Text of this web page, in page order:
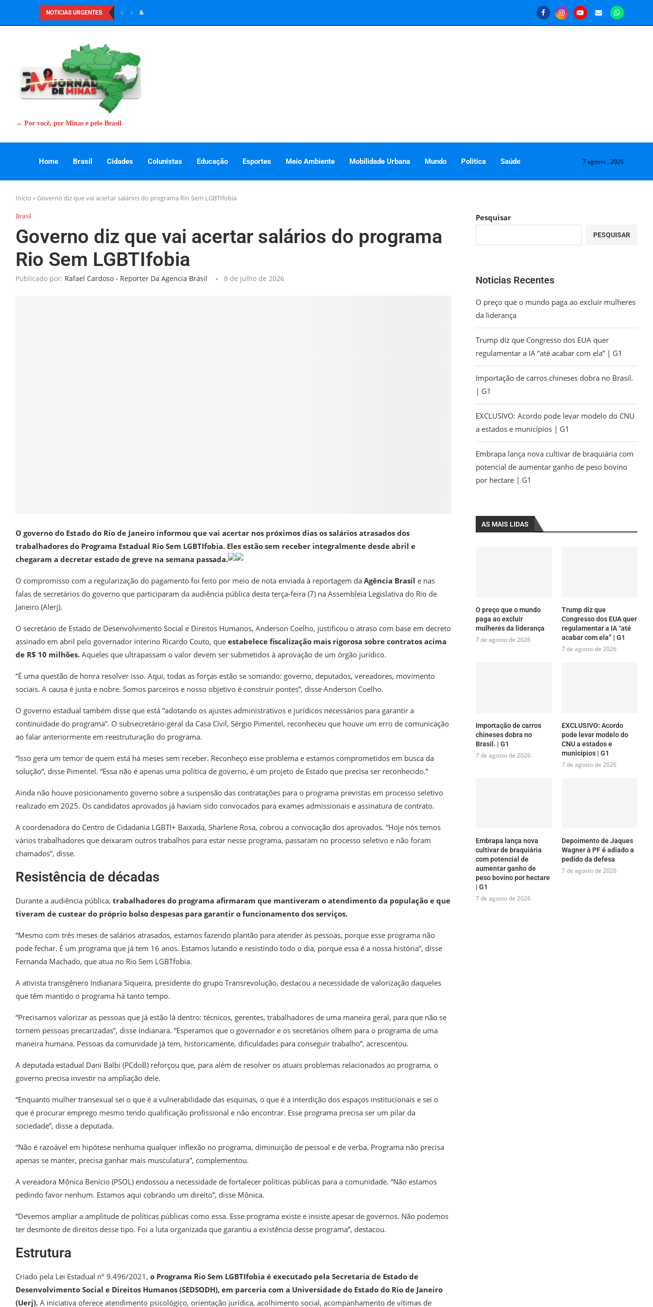
NOTICIAS URGENTES &
→ Por você, por Minas e pelo Brasil
Home Brasil Cidades Colunistas Educação Esportes Meio Ambiente Mobilidade Urbana Mundo Politica Saúde 7 agosto , 2026
Início » Governo diz que vai acertar salários do programa Rio Sem LGBTIfobia
Brasil
Governo diz que vai acertar salários do programa
Rio Sem LGBTIfobia
Publicado por: Rafael Cardoso - Reporter Da Agencia Brasil 8 de julho de 2026
O governo do Estado do Rio de Janeiro informou que vai acertar nos próximos dias os salários atrasados dos
trabalhadores do Programa Estadual Rio Sem LGBTIfobia. Eles estão sem receber integralmente desde abril e
chegaram a decretar estado de greve na semana passada.
O compromisso com a regularização do pagamento foi feito por meio de nota enviada à reportagem da Agência Brasil e nas
falas de secretários do governo que participaram da audiência pública desta terça-feira (7) na Assembleia Legislativa do Rio de
Janeiro (Alerj).
O secretário de Estado de Desenvolvimento Social e Direitos Humanos, Anderson Coelho, justificou o atraso com base em decreto
assinado em abril pelo governador interino Ricardo Couto, que estabelece fiscalização mais rigorosa sobre contratos acima
de R$ 10 milhões. Aqueles que ultrapassam o valor devem ser submetidos à aprovação de um órgão jurídico.
“É uma questão de honra resolver isso. Aqui, todas as forças estão se somando: governo, deputados, vereadores, movimento
sociais. A causa é justa e nobre. Somos parceiros e nosso objetivo é construir pontes”, disse Anderson Coelho.
O governo estadual também disse que está “adotando os ajustes administrativos e jurídicos necessários para garantir a
continuidade do programa”. O subsecretário-geral da Casa Civil, Sérgio Pimentel, reconheceu que houve um erro de comunicação
ao falar anteriormente em reestruturação do programa.
“Isso gera um temor de quem está há meses sem receber. Reconheço esse problema e estamos comprometidos em busca da
solução”, disse Pimentel. “Essa não é apenas uma política de governo, é um projeto de Estado que precisa ser reconhecido.”
Ainda não houve posicionamento governo sobre a suspensão das contratações para o programa previstas em processo seletivo
realizado em 2025. Os candidatos aprovados já haviam sido convocados para exames admissionais e assinatura de contrato.
A coordenadora do Centro de Cidadania LGBTI+ Baixada, Sharlene Rosa, cobrou a convocação dos aprovados. “Hoje nós temos
vários trabalhadores que deixaram outros trabalhos para estar nesse programa, passaram no processo seletivo e não foram
chamados”, disse.
Resistência de décadas
Durante a audiência pública, trabalhadores do programa afirmaram que mantiveram o atendimento da população e que
tiveram de custear do próprio bolso despesas para garantir o funcionamento dos serviços.
“Mesmo com três meses de salários atrasados, estamos fazendo plantão para atender às pessoas, porque esse programa não
pode fechar. É um programa que já tem 16 anos. Estamos lutando e resistindo todo o dia, porque essa é a nossa história”, disse
Fernanda Machado, que atua no Rio Sem LGBTfobia.
A ativista transgênero Indianara Siqueira, presidente do grupo Transrevolução, destacou a necessidade de valorização daqueles
que têm mantido o programa há tanto tempo.
“Precisamos valorizar as pessoas que já estão lá dentro: técnicos, gerentes, trabalhadores de uma maneira geral, para que não se
tornem pessoas precarizadas”, disse Indianara. “Esperamos que o governador e os secretários olhem para o programa de uma
maneira humana. Pessoas da comunidade já tem, historicamente, dificuldades para conseguir trabalho”, acrescentou.
A deputada estadual Dani Balbi (PCdoB) reforçou que, para além de resolver os atuais problemas relacionados ao programa, o
governo precisa investir na ampliação dele.
“Enquanto mulher transexual sei o que é a vulnerabilidade das esquinas, o que é a interdição dos espaços institucionais e sei o
que é procurar emprego mesmo tendo qualificação profissional e não encontrar. Esse programa precisa ser um pilar da
sociedade”, disse a deputada.
“Não é razoável em hipótese nenhuma qualquer inflexão no programa, diminuição de pessoal e de verba. Programa não precisa
apenas se manter, precisa ganhar mais musculatura”, complementou.
A vereadora Mônica Benício (PSOL) endossou a necessidade de fortalecer políticas públicas para a comunidade. “Não estamos
pedindo favor nenhum. Estamos aqui cobrando um direito”, disse Mônica.
“Devemos ampliar a amplitude de políticas públicas como essa. Esse programa existe e insiste apesar de governos. Não podemos
ter desmonte de direitos desse tipo. Foi a luta organizada que garantiu a existência desse programa”, destacou.
Estrutura
Criado pela Lei Estadual nº 9.496/2021, o Programa Rio Sem LGBTIfobia é executado pela Secretaria de Estado de
Desenvolvimento Social e Direitos Humanos (SEDSODH), em parceria com a Universidade do Estado do Rio de Janeiro
(Uerj). A iniciativa oferece atendimento psicológico, orientação jurídica, acolhimento social, acompanhamento de vítimas de
Pesquisar
PESQUISAR
Noticias Recentes
O preço que o mundo paga ao excluir mulheres
da liderança
Trump diz que Congresso dos EUA quer
regulamentar a IA “até acabar com ela” | G1
Importação de carros chineses dobra no Brasil.
| G1
EXCLUSIVO: Acordo pode levar modelo do CNU
a estados e municípios | G1
Embrapa lança nova cultivar de braquiária com
potencial de aumentar ganho de peso bovino
por hectare | G1
AS MAIS LIDAS
O preço que o mundo
paga ao excluir
mulheres da liderança
7 de agosto de 2026
Trump diz que
Congresso dos EUA quer
regulamentar a IA “até
acabar com ela” | G1
7 de agosto de 2026
Importação de carros
chineses dobra no
Brasil. | G1
7 de agosto de 2026
EXCLUSIVO: Acordo
pode levar modelo do
CNU a estados e
municípios | G1
7 de agosto de 2026
Embrapa lança nova
cultivar de braquiária
com potencial de
aumentar ganho de
peso bovino por hectare
| G1
7 de agosto de 2026
Depoimento de Jaques
Wagner à PF é adiado a
pedido da defesa
7 de agosto de 2026